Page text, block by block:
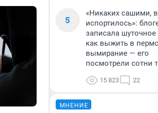
5
«Никаких сашими,
испортилось»:
записала шуточное
как выжить в
вымирание — его
посмотрели сотни
15 823 22
МНЕНИЕ